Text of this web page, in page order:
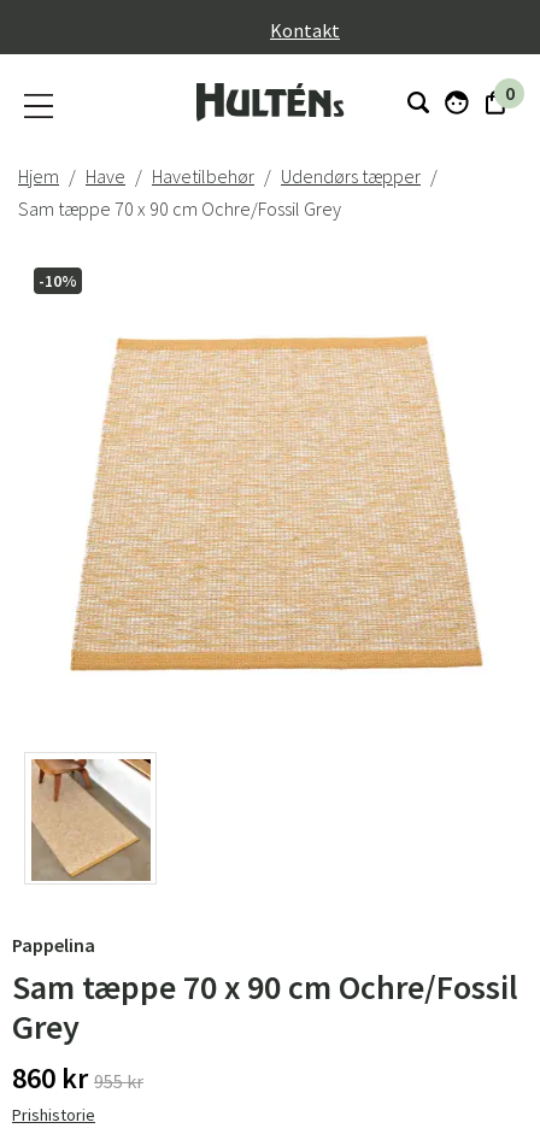
Kontakt
0
Hjem Have Havetilbehør
Udendørs tæpper
Sam tæppe 70 x 90 cm Ochre/Fossil Grey
-10%
Pappelina
Sam tæppe 70 x 90 cm Ochre/Fossil
Grey
860 kr 955 kr
Prishistorie